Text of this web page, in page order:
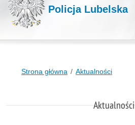
Policja Lubelska
Strona główna Aktualności
Aktualności